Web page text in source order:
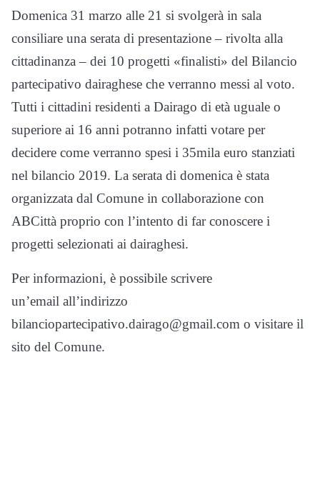
Domenica 31 marzo alle 21 si svolgerà in sala
consiliare una serata di presentazione – rivolta alla
cittadinanza – dei 10 progetti «finalisti» del Bilancio
partecipativo dairaghese che verranno messi al voto.
Tutti i cittadini residenti a Dairago di età uguale o
superiore ai 16 anni potranno infatti votare per
decidere come verranno spesi i 35mila euro stanziati
nel bilancio 2019. La serata di domenica è stata
organizzata dal Comune in collaborazione con
ABCittà proprio con l’intento di far conoscere i
progetti selezionati ai dairaghesi.
Per informazioni, è possibile scrivere
un’email all’indirizzo
bilanciopartecipativo.dairago@gmail.com o visitare il
sito del Comune.